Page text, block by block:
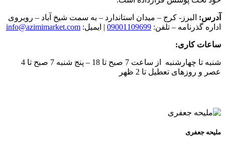
آدرس: البرز- کرج – میدان استاندارد – به سمت شیخ آباد – روبروی
اداره گذرنامه – تلفن: 09001109699 | ایمیل: info@azimimarket.com
ساعات کاری:
شنبه تا چهارشنبه از ساعت 7 صبح تا 18 – پنج شنبه 7 صبح تا 4
عصر و روزهای تعطیل تا 2 ظهر
ملیحه جعفری